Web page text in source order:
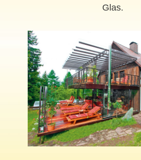
Glas.